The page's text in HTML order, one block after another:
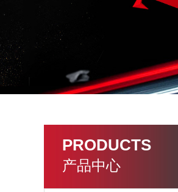
PRODUCTS
产品中心